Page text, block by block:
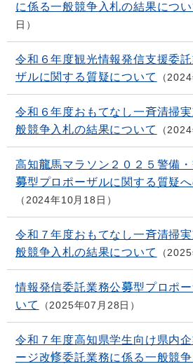
に係る一般競争入札の結果につい
日
令和６年度観光情報発信支援委
ザルに関する質疑について
令和６年度おもてなし一斉清掃
般競争入札の結果について
高知龍馬マラソン２０２５警備
募型プロポーザルに関する質疑
2024年10月18日
令和７年度おもてなし一斉清掃
般競争入札の結果について
情報発信委託業務公募型プロポ
いて
2025年07月28日
令和７年度高知県学生向け県内
ージ改修委託業務に係る一般競